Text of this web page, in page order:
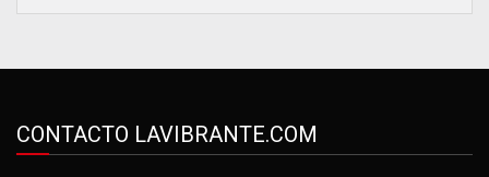
CONTACTO LAVIBRANTE.COM